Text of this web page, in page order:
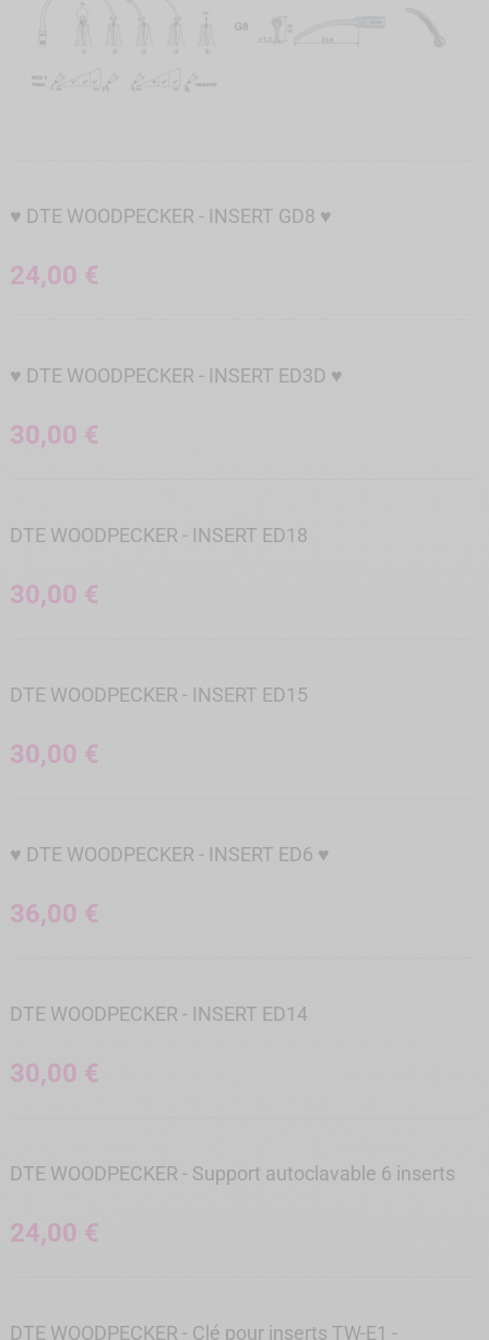
♥ DTE WOODPECKER - INSERT GD8 ♥
24,00 €
♥ DTE WOODPECKER - INSERT ED3D ♥
30,00 €
DTE WOODPECKER - INSERT ED18
30,00 €
DTE WOODPECKER - INSERT ED15
30,00 €
♥ DTE WOODPECKER - INSERT ED6 ♥
36,00 €
DTE WOODPECKER - INSERT ED14
30,00 €
DTE WOODPECKER - Support autoclavable 6 inserts
24,00 €
DTE WOODPECKER - Clé pour inserts TW-E1 -